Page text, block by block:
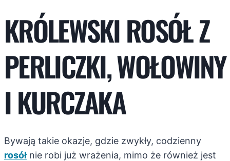
KRÓLEWSKI ROSÓŁ Z
PERLICZKI, WOŁOWINY
I KURCZAKA
Bywają takie okazje, gdzie zwykły, codzienny
rosół nie robi już wrażenia, mimo że również jest